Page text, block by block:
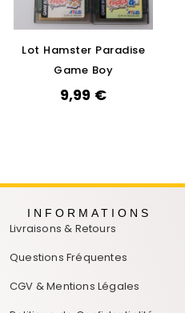
Lot Hamster Paradise
Game Boy
9,99 €
INFORMATIONS
Livraisons & Retours
Questions Fréquentes
CGV & Mentions Légales